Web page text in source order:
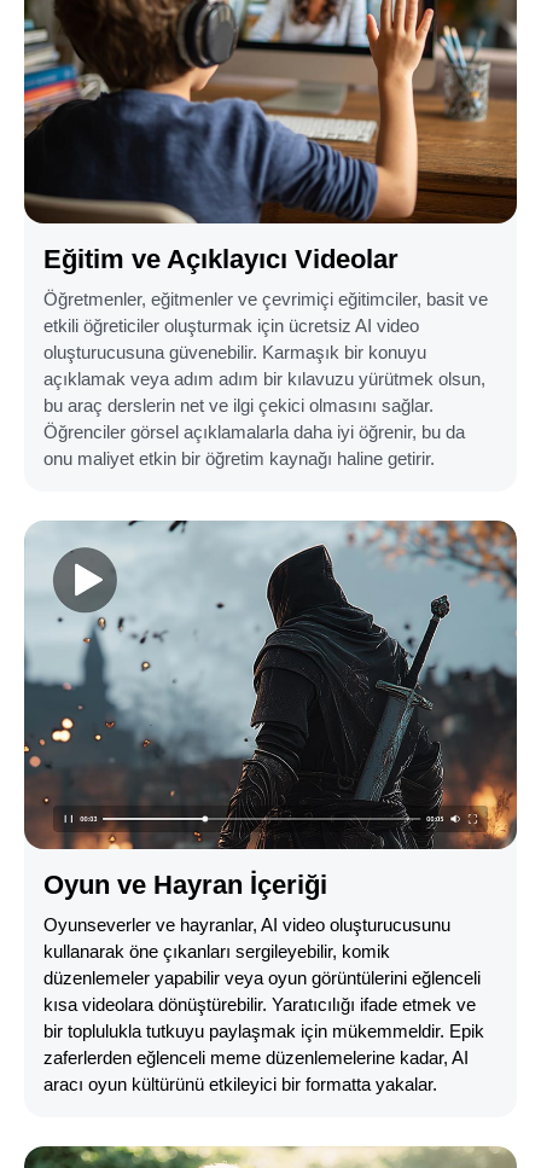
Eğitim ve Açıklayıcı Videolar
Öğretmenler, eğitmenler ve çevrimiçi eğitimciler, basit ve
etkili öğreticiler oluşturmak için ücretsiz AI video
oluşturucusuna güvenebilir. Karmaşık bir konuyu
açıklamak veya adım adım bir kılavuzu yürütmek olsun,
bu araç derslerin net ve ilgi çekici olmasını sağlar.
Öğrenciler görsel açıklamalarla daha iyi öğrenir, bu da
onu maliyet etkin bir öğretim kaynağı haline getirir.
Oyun ve Hayran İçeriği
Oyunseverler ve hayranlar, AI video oluşturucusunu
kullanarak öne çıkanları sergileyebilir, komik
düzenlemeler yapabilir veya oyun görüntülerini eğlenceli
kısa videolara dönüştürebilir. Yaratıcılığı ifade etmek ve
bir toplulukla tutkuyu paylaşmak için mükemmeldir. Epik
zaferlerden eğlenceli meme düzenlemelerine kadar, AI
aracı oyun kültürünü etkileyici bir formatta yakalar.